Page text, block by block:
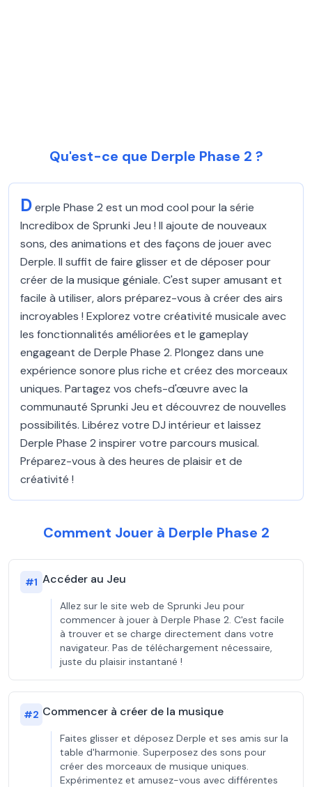
Qu'est-ce que Derple Phase 2 ?
Derple Phase 2 est un mod cool pour la série
Incredibox de Sprunki Jeu ! Il ajoute de nouveaux
sons, des animations et des façons de jouer avec
Derple. Il suffit de faire glisser et de déposer pour
créer de la musique géniale. C'est super amusant et
facile à utiliser, alors préparez-vous à créer des airs
incroyables ! Explorez votre créativité musicale avec
les fonctionnalités améliorées et le gameplay
engageant de Derple Phase 2. Plongez dans une
expérience sonore plus riche et créez des morceaux
uniques. Partagez vos chefs-d'œuvre avec la
communauté Sprunki Jeu et découvrez de nouvelles
possibilités. Libérez votre DJ intérieur et laissez
Derple Phase 2 inspirer votre parcours musical.
Préparez-vous à des heures de plaisir et de
créativité !
Comment Jouer à Derple Phase 2
#1 Accéder au Jeu
Allez sur le site web de Sprunki Jeu pour
commencer à jouer à Derple Phase 2. C'est facile
à trouver et se charge directement dans votre
navigateur. Pas de téléchargement nécessaire,
juste du plaisir instantané !
#2 Commencer à créer de la musique
Faites glisser et déposez Derple et ses amis sur la
table d'harmonie. Superposez des sons pour
créer des morceaux de musique uniques.
Expérimentez et amusez-vous avec différentes